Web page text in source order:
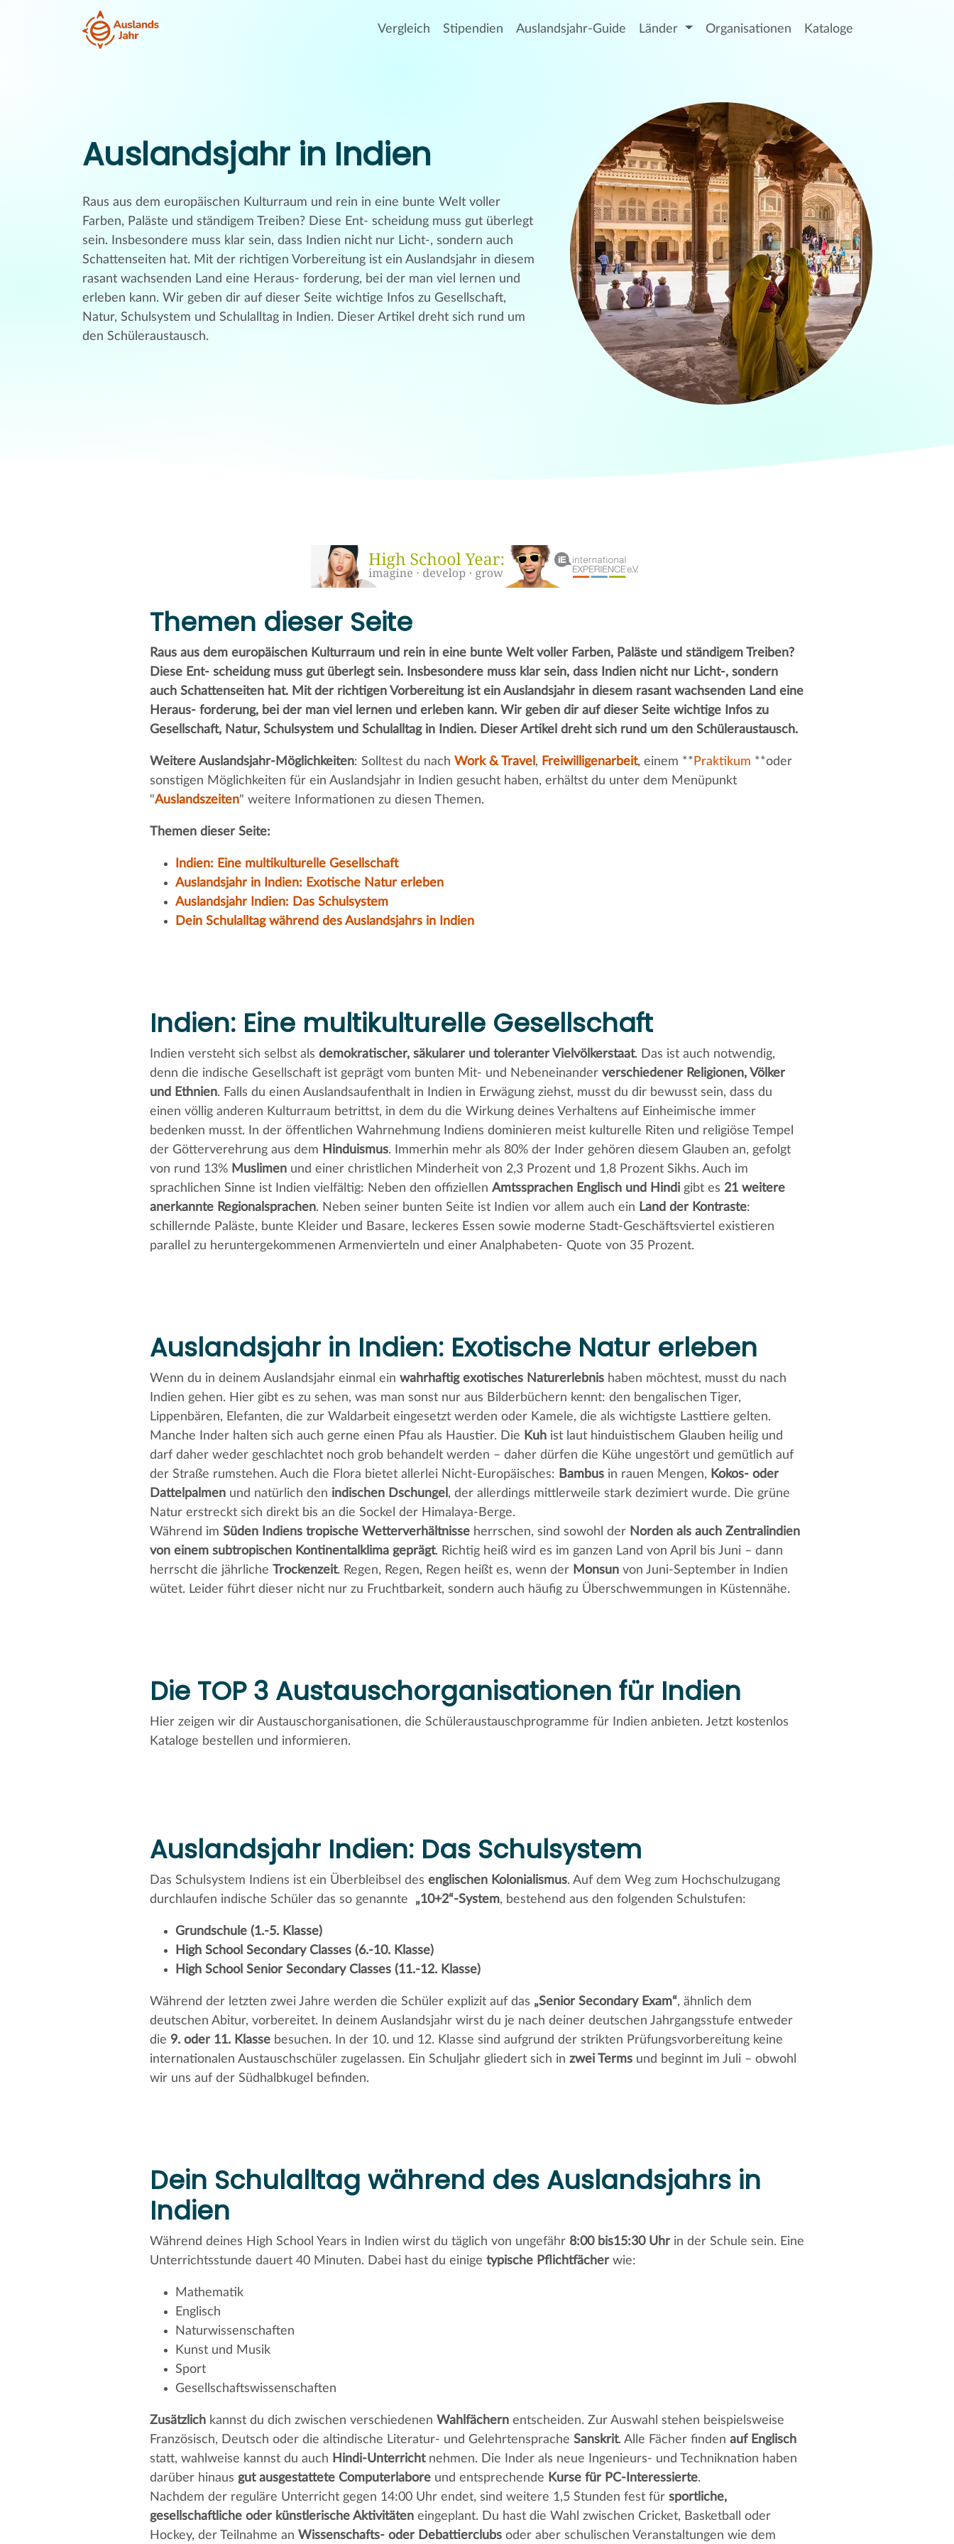
Vergleich Stipendien Auslandsjahr-Guide Länder Organisationen Kataloge
Auslandsjahr in Indien
Raus aus dem europäischen Kulturraum und rein in eine bunte Welt voller
Farben, Paläste und ständigem Treiben? Diese Ent- scheidung muss gut überlegt
sein. Insbesondere muss klar sein, dass Indien nicht nur Licht-, sondern auch
Schattenseiten hat. Mit der richtigen Vorbereitung ist ein Auslandsjahr in diesem
rasant wachsenden Land eine Heraus- forderung, bei der man viel lernen und
erleben kann. Wir geben dir auf dieser Seite wichtige Infos zu Gesellschaft,
Natur, Schulsystem und Schulalltag in Indien. Dieser Artikel dreht sich rund um
den Schüleraustausch.
Themen dieser Seite
Raus aus dem europäischen Kulturraum und rein in eine bunte Welt voller Farben, Paläste und ständigem Treiben?
Diese Ent- scheidung muss gut überlegt sein. Insbesondere muss klar sein, dass Indien nicht nur Licht-, sondern
auch Schattenseiten hat. Mit der richtigen Vorbereitung ist ein Auslandsjahr in diesem rasant wachsenden Land eine
Heraus- forderung, bei der man viel lernen und erleben kann. Wir geben dir auf dieser Seite wichtige Infos zu
Gesellschaft, Natur, Schulsystem und Schulalltag in Indien. Dieser Artikel dreht sich rund um den Schüleraustausch.
Weitere Auslandsjahr-Möglichkeiten: Solltest du nach Work & Travel , Freiwilligenarbeit, einem ** Praktikum **oder
sonstigen Möglichkeiten für ein Auslandsjahr in Indien gesucht haben, erhältst du unter dem Menüpunkt
"Auslandszeiten" weitere Informationen zu diesen Themen.
Themen dieser Seite:
Indien: Eine multikulturelle Gesellschaft
Auslandsjahr in Indien: Exotische Natur erleben
Auslandsjahr Indien: Das Schulsystem
Dein Schulalltag während des Auslandsjahrs in Indien
Indien: Eine multikulturelle Gesellschaft
Indien versteht sich selbst als demokratischer, säkularer und toleranter Vielvölkerstaat. Das ist auch notwendig,
denn die indische Gesellschaft ist geprägt vom bunten Mit- und Nebeneinander verschiedener Religionen, Völker
und Ethnien. Falls du einen Auslandsaufenthalt in Indien in Erwägung ziehst, musst du dir bewusst sein, dass du
einen völlig anderen Kulturraum betrittst, in dem du die Wirkung deines Verhaltens auf Einheimische immer
bedenken musst. In der öffentlichen Wahrnehmung Indiens dominieren meist kulturelle Riten und religiöse Tempel
der Götterverehrung aus dem Hinduismus. Immerhin mehr als 80% der Inder gehören diesem Glauben an, gefolgt
von rund 13% Muslimenund einer christlichen Minderheit von 2,3 Prozent und 1,8 Prozent Sikhs. Auch im
sprachlichen Sinne ist Indien vielfältig: Neben den offiziellen Amtssprachen Englisch und Hindigibt es 21 weitere
anerkannte Regionalsprachen. Neben seiner bunten Seite ist Indien vor allem auch ein Land der Kontraste:
schillernde Paläste, bunte Kleider und Basare, leckeres Essen sowie moderne Stadt-Geschäftsviertel existieren
parallel zu heruntergekommenen Armenvierteln und einer Analphabeten- Quote von 35 Prozent.
Auslandsjahr in Indien: Exotische Natur erleben
Wenn du in deinem Auslandsjahr einmal ein wahrhaftig exotisches Naturerlebnishaben möchtest, musst du nach
Indien gehen. Hier gibt es zu sehen, was man sonst nur aus Bilderbüchern kennt: den bengalischen Tiger,
Lippenbären, Elefanten, die zur Waldarbeit eingesetzt werden oder Kamele, die als wichtigste Lasttiere gelten.
Manche Inder halten sich auch gerne einen Pfau als Haustier. Die Kuhist laut hinduistischem Glauben heilig und
darf daher weder geschlachtet noch grob behandelt werden – daher dürfen die Kühe ungestört und gemütlich auf
der Straße rumstehen. Auch die Flora bietet allerlei Nicht-Europäisches: Bambusin rauen Mengen, Kokos- oder
Dattelpalmenund natürlich den indischen Dschungel , der allerdings mittlerweile stark dezimiert wurde. Die grüne
Natur erstreckt sich direkt bis an die Sockel der Himalaya-Berge.
Während im Süden Indiens tropische Wetterverhältnisseherrschen, sind sowohl der Norden als auch Zentralindien
von einem subtropischen Kontinentalklima geprägt. Richtig heiß wird es im ganzen Land von April bis Juni – dann
herrscht die jährliche Trockenzeit. Regen, Regen, Regen heißt es, wenn der Monsunvon Juni-September in Indien
wütet. Leider führt dieser nicht nur zu Fruchtbarkeit, sondern auch häufig zu Überschwemmungen in Küstennähe.
Die TOP 3 Austauschorganisationen für Indien
Hier zeigen wir dir Austauschorganisationen, die Schüleraustauschprogramme für Indien anbieten. Jetzt kostenlos
Kataloge bestellen und informieren.
Auslandsjahr Indien: Das Schulsystem
Das Schulsystem Indiens ist ein Überbleibsel des englischen Kolonialismus. Auf dem Weg zum Hochschulzugang
durchlaufen indische Schüler das so genannte „10+2“-System, bestehend aus den folgenden Schulstufen:
Grundschule (1.-5. Klasse)
High School Secondary Classes (6.-10. Klasse)
High School Senior Secondary Classes (11.-12. Klasse)
Während der letzten zwei Jahre werden die Schüler explizit auf das „Senior Secondary Exam“, ähnlich dem
deutschen Abitur, vorbereitet. In deinem Auslandsjahr wirst du je nach deiner deutschen Jahrgangsstufe entweder
die 9. oder 11. Klassebesuchen. In der 10. und 12. Klasse sind aufgrund der strikten Prüfungsvorbereitung keine
internationalen Austauschschüler zugelassen. Ein Schuljahr gliedert sich in zwei Termsund beginnt im Juli – obwohl
wir uns auf der Südhalbkugel befinden.
Dein Schulalltag während des Auslandsjahrs in
Indien
Während deines High School Years in Indien wirst du täglich von ungefähr 8:00 bis15:30 Uhrin der Schule sein. Eine
Unterrichtsstunde dauert 40 Minuten. Dabei hast du einige typische Pflichtfächerwie:
Mathematik
Englisch
Naturwissenschaften
Kunst und Musik
Sport
Gesellschaftswissenschaften
Zusätzlichkannst du dich zwischen verschiedenen Wahlfächernentscheiden. Zur Auswahl stehen beispielsweise
Französisch, Deutsch oder die altindische Literatur- und Gelehrtensprache Sanskrit. Alle Fächer finden auf Englisch
statt, wahlweise kannst du auch Hindi-Unterrichtnehmen. Die Inder als neue Ingenieurs- und Techniknation haben
darüber hinaus gut ausgestattete Computerlaboreund entsprechende Kurse für PC-Interessierte.
Nachdem der reguläre Unterricht gegen 14:00 Uhr endet, sind weitere 1,5 Stunden fest für sportliche,
gesellschaftliche oder künstlerische Aktivitäteneingeplant. Du hast die Wahl zwischen Cricket, Basketball oder
Hockey, der Teilnahme an Wissenschafts- oder Debattierclubsoder aber schulischen Veranstaltungen wie dem